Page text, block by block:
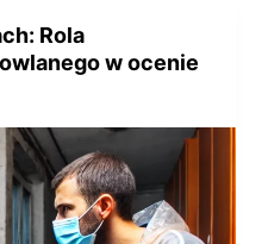
Rola
w ocenie